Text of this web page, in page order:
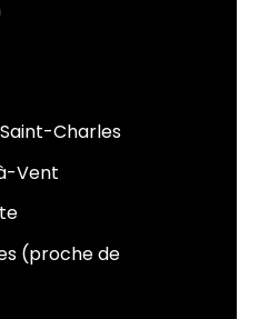
Charles
Vent
(proche de